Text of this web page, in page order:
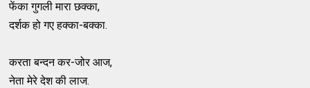
फेंका गुगली मारा छक्का,
दर्शक हो गए हक्का-बक्का.
करता बन्दन कर-जोर आज,
नेता मेरे देश की लाज.